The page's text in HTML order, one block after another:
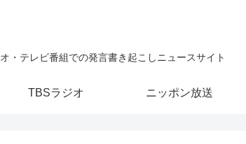
・テレビ番組での発言書き起こしニュースサイト
TBSラジオ ニッポン放送